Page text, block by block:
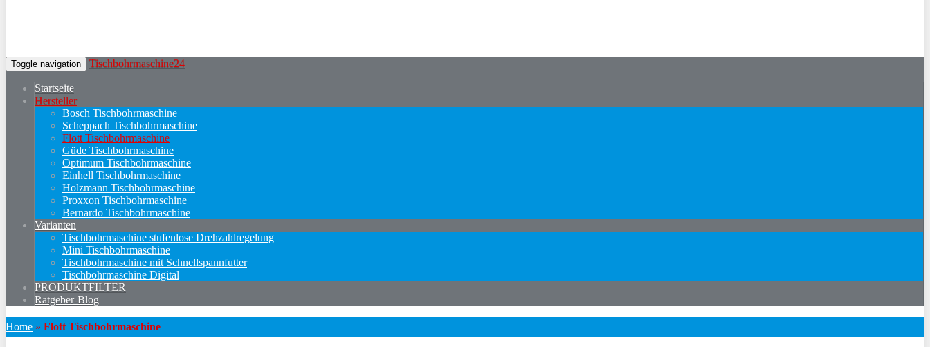
Toggle navigation Tischbohrmaschine24
Startseite
Hersteller
Bosch Tischbohrmaschine
Scheppach Tischbohrmaschine
Flott Tischbohrmaschine
Güde Tischbohrmaschine
Optimum Tischbohrmaschine
Einhell Tischbohrmaschine
Holzmann Tischbohrmaschine
Proxxon Tischbohrmaschine
Bernardo Tischbohrmaschine
Varianten
Tischbohrmaschine stufenlose Drehzahlregelung
Mini Tischbohrmaschine
Tischbohrmaschine mit Schnellspannfutter
Tischbohrmaschine Digital
PRODUKTFILTER
Ratgeber-Blog
Home » Flott Tischbohrmaschine